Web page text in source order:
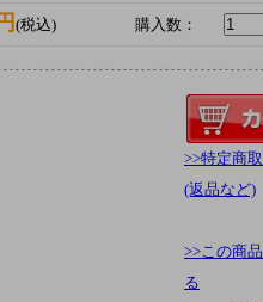
(税込) 購入数：
>>特定商
(返品など)
>>この商
る